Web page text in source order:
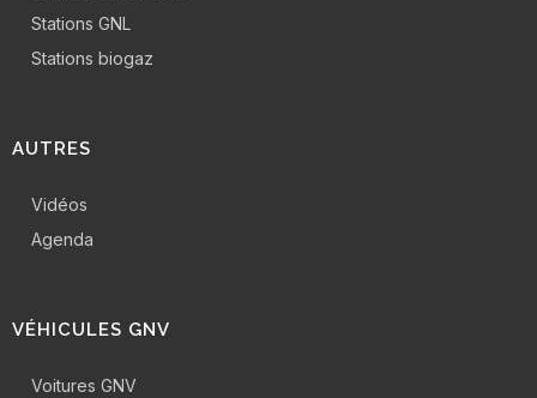
Stations GNL
Stations biogaz
AUTRES
Vidéos
Agenda
VÉHICULES GNV
Voitures GNV